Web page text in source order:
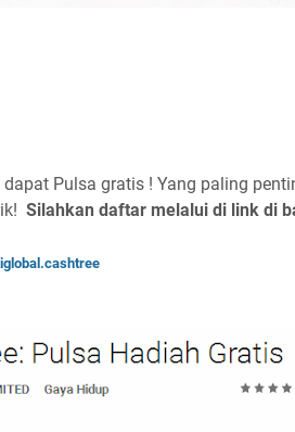
Pulsa gratis ! Yang paling
Silahkan daftar melalui di link di